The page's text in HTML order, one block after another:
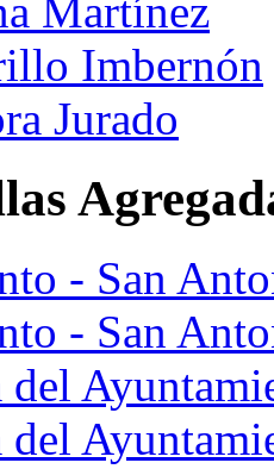
Martínez
Imbernón
Jurado
- San
- San
del
del